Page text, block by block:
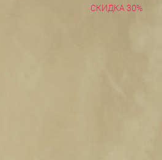
СКИДКА 30%